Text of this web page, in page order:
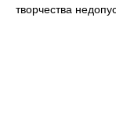
творчества